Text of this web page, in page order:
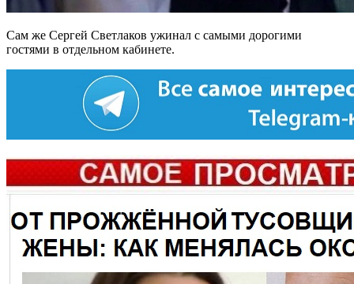
Сам же Сергей Светлаков ужинал с самыми дорогими
гостями в отдельном кабинете.